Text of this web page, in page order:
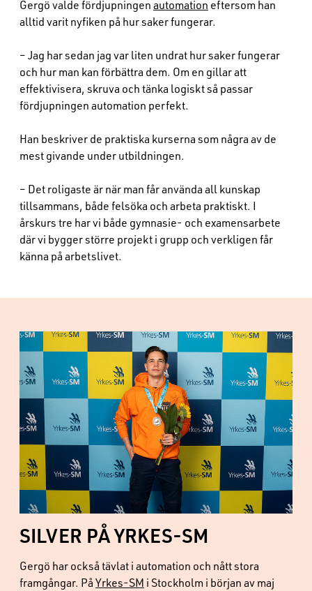
Gergö valde fördjupningen automation eftersom han
alltid varit nyfiken på hur saker fungerar.
– Jag har sedan jag var liten undrat hur saker fungerar
och hur man kan förbättra dem. Om en gillar att
effektivisera, skruva och tänka logiskt så passar
fördjupningen automation perfekt.
Han beskriver de praktiska kurserna som några av de
mest givande under utbildningen.
– Det roligaste är när man får använda all kunskap
tillsammans, både felsöka och arbeta praktiskt. I
årskurs tre har vi både gymnasie- och examensarbete
där vi bygger större projekt i grupp och verkligen får
känna på arbetslivet.
SILVER PÅ YRKES-SM
Gergö har också tävlat i automation och nått stora
framgångar. På Yrkes-SM i Stockholm i början av maj